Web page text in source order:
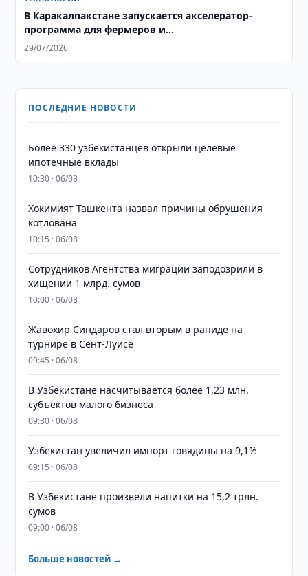
В Каракалпакстане запускается акселератор-
программа для фермеров и
агропредпринимателей
29/07/2026
ПОСЛЕДНИЕ НОВОСТИ
Более 330 узбекистанцев открыли целевые
ипотечные вклады
10:30 · 06/08
Хокимият Ташкента назвал причины обрушения
котлована
10:15 · 06/08
Сотрудников Агентства миграции заподозрили в
хищении 1 млрд. сумов
10:00 · 06/08
Жавохир Синдаров стал вторым в рапиде на
турнире в Сент-Луисе
09:45 · 06/08
В Узбекистане насчитывается более 1,23 млн.
субъектов малого бизнеса
09:30 · 06/08
Узбекистан увеличил импорт говядины на 9,1%
09:15 · 06/08
В Узбекистане произвели напитки на 15,2 трлн.
сумов
09:00 · 06/08
Больше новостей →